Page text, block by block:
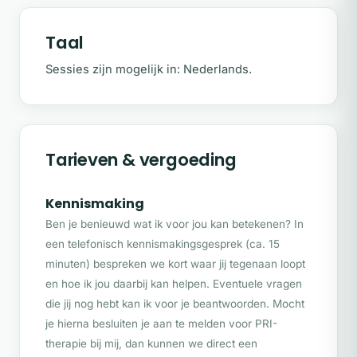
Deze psycholoog is werkzaam in de regio
Utrecht
psycholoog?
De kracht van PRI: een persoonlijke en
professionele ervaring
De keuze voor Past Reality Integration (PRI)
was een bewuste. Zowel in mijn werk als
psycholoog als in mijn eigen leven, in mijn
worsteling met angst en somberheid, heb ik
de kracht van PRI zelf mogen ervaren.
Het gaf mij het antwoord op de vraag waar
Taal
Sessies zijn mogelijk in: Nederlands.
Tarieven & vergoeding
Kennismaking
Ben je benieuwd wat ik voor jou kan betekenen? In
een telefonisch kennismakingsgesprek (ca. 15
minuten) bespreken we kort waar jij tegenaan loopt
en hoe ik jou daarbij kan helpen. Eventuele vragen
die jij nog hebt kan ik voor je beantwoorden. Mocht
je hierna besluiten je aan te melden voor PRI-
therapie bij mij, dan kunnen we direct een